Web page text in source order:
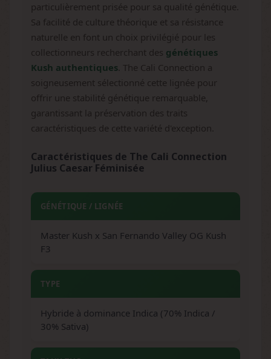
particulièrement prisée pour sa qualité génétique.
Sa facilité de culture théorique et sa résistance
naturelle en font un choix privilégié pour les
collectionneurs recherchant des génétiques
Kush authentiques . The Cali Connection a
soigneusement sélectionné cette lignée pour
offrir une stabilité génétique remarquable,
garantissant la préservation des traits
caractéristiques de cette variété d'exception.
Caractéristiques de The Cali Connection
Julius Caesar Féminisée
GÉNÉTIQUE / LIGNÉE
Master Kush x San Fernando Valley OG Kush
F3
TYPE
Hybride à dominance Indica (70% Indica /
30% Sativa)